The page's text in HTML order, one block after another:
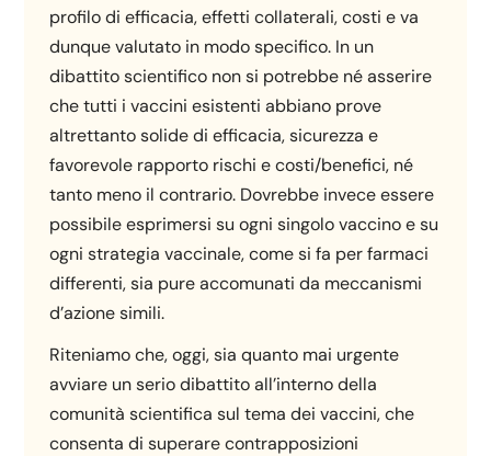
profilo di efficacia, effetti collaterali, costi e va
dunque valutato in modo specifico. In un
dibattito scientifico non si potrebbe né asserire
che tutti i vaccini esistenti abbiano prove
altrettanto solide di efficacia, sicurezza e
favorevole rapporto rischi e costi/benefici, né
tanto meno il contrario. Dovrebbe invece essere
possibile esprimersi su ogni singolo vaccino e su
ogni strategia vaccinale, come si fa per farmaci
differenti, sia pure accomunati da meccanismi
d’azione simili.
Riteniamo che, oggi, sia quanto mai urgente
avviare un serio dibattito all’interno della
comunità scientifica sul tema dei vaccini, che
consenta di superare contrapposizioni